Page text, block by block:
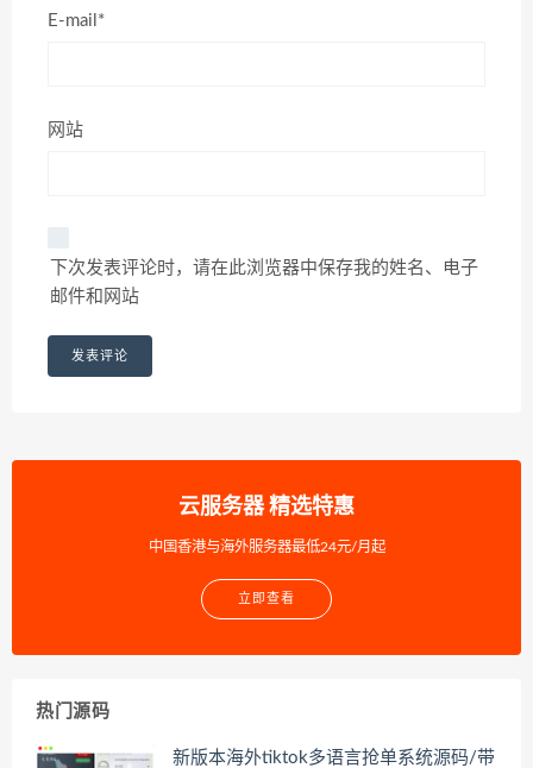
E-mail*
网站
下次发表评论时，请在此浏览器中保存我的姓名、电子
邮件和网站
云服务器 精选特惠
中国香港与海外服务器最低24元/月起
立即查看
热门源码
新版本海外tiktok多语言抢单系统源码/带